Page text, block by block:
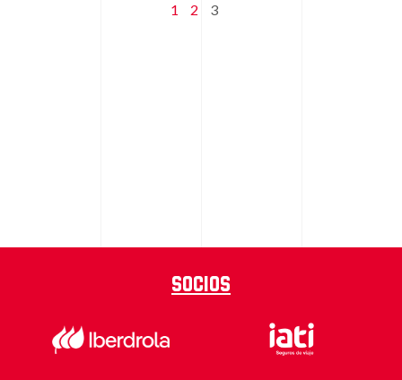
1 2 3
Socios